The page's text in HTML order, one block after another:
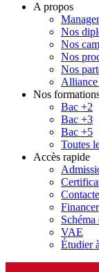
A propos
Nos
Nos
Nos
Nos
Alliance
Nos
Bac +2
Bac +3
Bac +5
Toutes
Accès rapide
Schéma
VAE
Étudier